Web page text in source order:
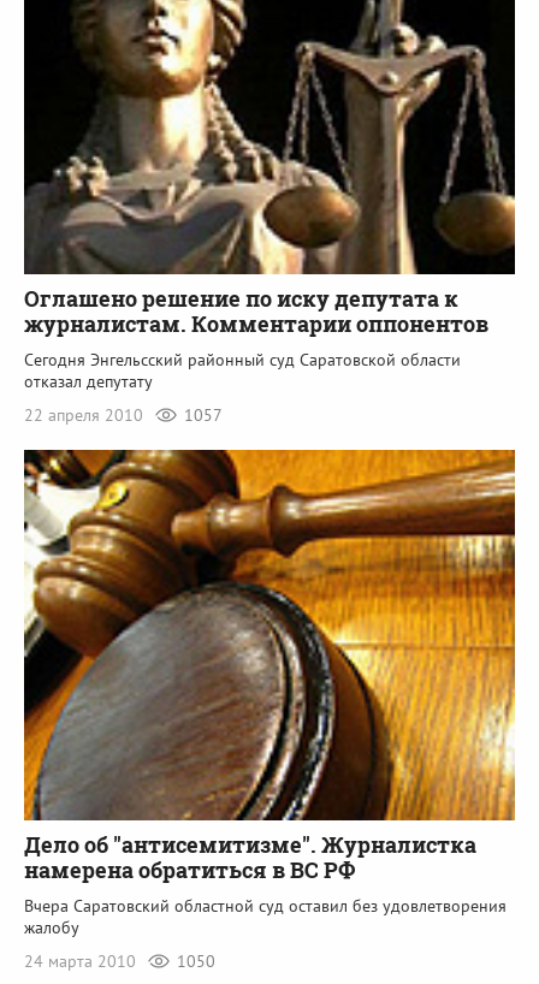
Оглашено решение по иску депутата к
журналистам. Комментарии оппонентов
Сегодня Энгельсский районный суд Саратовской области
отказал депутату
22 апреля 2010
1057
Дело об "антисемитизме". Журналистка
намерена обратиться в ВС РФ
Вчера Саратовский областной суд оставил без удовлетворения
жалобу
24 марта 2010
1050